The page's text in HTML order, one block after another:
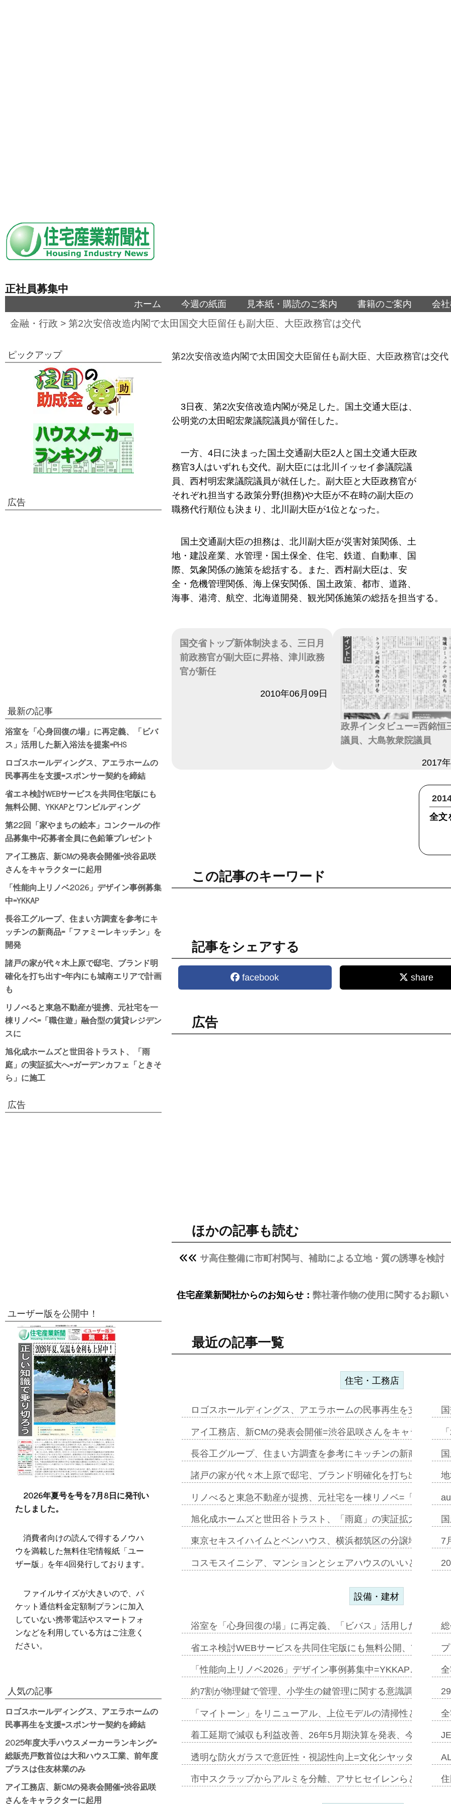
正社員募集中
ホーム 今週の紙面 見本紙・購読のご案内 書籍のご案内 会
金融・行政 > 第2次安倍改造内閣で太田国交大臣留任も副大臣、大臣政務官は交代
第2次安倍改造内閣で太田国交大臣留任も副大臣、大臣政務官は交代
3日夜、第2次安倍改造内閣が発足した。国土交通大臣は、
公明党の太田昭宏衆議院議員が留任した。
一方、4日に決まった国土交通副大臣2人と国土交通大臣政
務官3人はいずれも交代。副大臣には北川イッセイ参議院議
員、西村明宏衆議院議員が就任した。副大臣と大臣政務官が
それぞれ担当する政策分野(担務)や大臣が不在時の副大臣の
職務代行順位も決まり、北川副大臣が1位となった。
国土交通副大臣の担務は、北川副大臣が災害対策関係、土
地・建設産業、水管理・国土保全、住宅、鉄道、自動車、国
際、気象関係の施策を総括する。また、西村副大臣は、安
全・危機管理関係、海上保安関係、国土政策、都市、道路、
海事、港湾、航空、北海道開発、観光関係施策の総括を担当する。
国交省トップ新体制決まる、三日月
前政務官が副大臣に昇格、津川政務
官が新任
2010年06月09日
政界インタビュー=西銘恒
議員、大島敦衆院議員
2017
全文
この記事のキーワード
記事をシェアする
facebook share
広告
ほかの記事も読む
サ高住整備に市町村関与、補助による立地・質の誘導を検討
住宅産業新聞社からのお知らせ： 弊社著作物の使用に関するお願い
最近の記事一覧
住宅・工務店
ロゴスホールディングス、アエラホームの民事再生を支援=ス
アイ工務店、新CMの発表会開催=渋谷凪咲さんをキャラクタ
長谷工グループ、住まい方調査を参考にキッチンの新商品=「
諸戸の家が代々木上原で邸宅、ブランド明確化を打ち出す=年
リノべると東急不動産が提携、元社宅を一棟リノベ=「職住遊
旭化成ホームズと世田谷トラスト、「雨庭」の実証拡大へ=ガ
東京セキスイハイムとベンハウス、横浜都筑区の分譲地開発で
コスモスイニシア、マンションとシェアハウスのいいとこどり
7
設備・建材
浴室を「心身回復の場」に再定義、「ビバス」活用した新入浴
省エネ検討WEBサービスを共同住宅版にも無料公開、YKKAP
「性能向上リノベ2026」デザイン事例募集中=YKKAP…
約7割が物理鍵で管理、小学生の鍵管理に関する意識調査
「マイトーン」をリニューアル、上位モデルの清掃性と安全
着工延期で減収も利益改善、26年5月期決算を発表、今期は増
透明な防火ガラスで意匠性・視認性向上=文化シヤッター…
市中スクラップからアルミを分離、アサヒセイレンらと協働開
ピックアップ
広告
最新の記事
浴室を「心身回復の場」に再定義、「ビバ
ス」活用した新入浴法を提案=PHS
ロゴスホールディングス、アエラホームの
民事再生を支援=スポンサー契約を締結
省エネ検討WEBサービスを共同住宅版にも
無料公開、YKKAPとワンビルディング
第22回「家やまちの絵本」コンクールの作
品募集中=応募者全員に色鉛筆プレゼント
アイ工務店、新CMの発表会開催=渋谷凪咲
さんをキャラクターに起用
「性能向上リノベ2026」デザイン事例募集
中=YKKAP
長谷工グループ、住まい方調査を参考にキ
ッチンの新商品=「ファミーレキッチン」を
開発
諸戸の家が代々木上原で邸宅、ブランド明
確化を打ち出す=年内にも城南エリアで計画
も
リノべると東急不動産が提携、元社宅を一
棟リノベ=「職住遊」融合型の賃貸レジデン
スに
旭化成ホームズと世田谷トラスト、「雨
庭」の実証拡大へ=ガーデンカフェ「ときそ
ら」に施工
広告
ユーザー版を公開中！
2026年夏号を号を7月8日に発刊い
たしました。
消費者向けの読んで得するノウハ
ウを満載した無料住宅情報紙「ユー
ザー版」を年4回発行しております。
ファイルサイズが大きいので、パ
ケット通信料金定額制プランに加入
していない携帯電話やスマートフォ
ンなどを利用している方はご注意く
ださい。
人気の記事
ロゴスホールディングス、アエラホームの
民事再生を支援=スポンサー契約を締結
2025年度大手ハウスメーカーランキング=
総販売戸数首位は大和ハウス工業、前年度
プラスは住友林業のみ
アイ工務店、新CMの発表会開催=渋谷凪咲
さんをキャラクターに起用